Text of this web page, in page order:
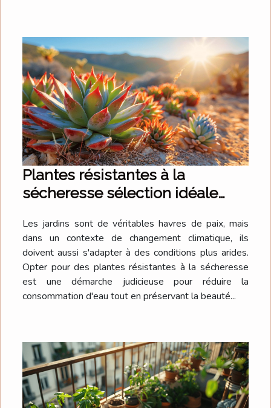
Plantes résistantes à la
sécheresse sélection idéale
en eau
Les jardins sont de véritables havres de paix, mais
dans un contexte de changement climatique, ils
doivent aussi s'adapter à des conditions plus arides.
Opter pour des plantes résistantes à la sécheresse
est une démarche judicieuse pour réduire la
consommation d'eau tout en préservant la beauté...